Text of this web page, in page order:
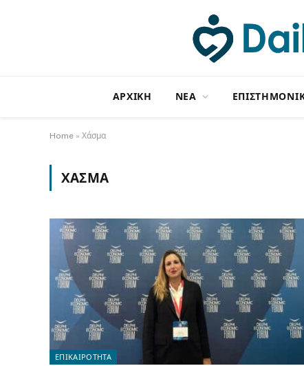
ΑΡΧΙΚΗ NΕΑ
Home » Χάσμα
ΧΆΣΜΑ
ΕΠΙΚΑΙΡΟΤΗΤΑ